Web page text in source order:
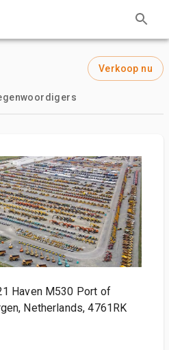
Verkoop nu
Haven M530 Port of
Netherlands, 4761RK